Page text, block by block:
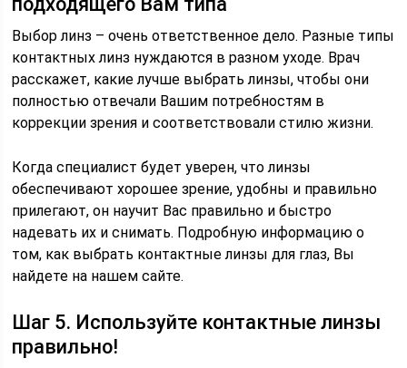
Выбор линз – очень ответственное дело. Разные типы
контактных линз нуждаются в разном уходе. Врач
расскажет, какие лучше выбрать линзы, чтобы они
полностью отвечали Вашим потребностям в
коррекции зрения и соответствовали стилю жизни.
Когда специалист будет уверен, что линзы
обеспечивают хорошее зрение, удобны и правильно
прилегают, он научит Вас правильно и быстро
надевать их и снимать. Подробную информацию о
том, как выбрать контактные линзы для глаз, Вы
найдете на нашем сайте.
Шаг 5. Используйте контактные линзы
правильно!